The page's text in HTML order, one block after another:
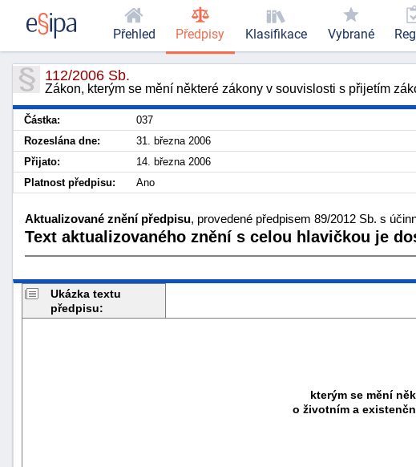
112/2006 Sb.
Zákon, kterým se mění některé zákony v souvislosti s přijetím
Částka: 037
Rozeslána dne:
31. března 2006
Přijato:
14. března 2006
Platnost předpisu:
Ano
Aktualizované znění předpisu, provedené předpisem 89/2012 Sb. s
Text aktualizovaného znění s celou hlavičkou je
Ukázka textu
předpisu:
kterým se mění
o životním a
Přehled Předpisy Klasifikace Vybrané